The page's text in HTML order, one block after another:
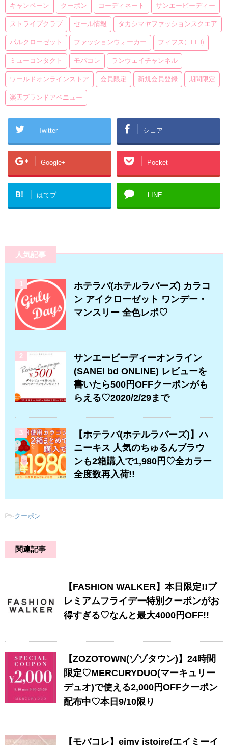
キャンペーン クーポン コーディネート サンエービーディー
ストライプクラブ セール情報 タカシマヤファッションスクエア
パルクローゼット ファッションウォーカー フィフス(fifth)
ミューコンタクト モバコレ ランウェイチャンネル
ワールドオンラインストア 会員限定 新規会員登録 期間限定
楽天ブランドアベニュー
Twitter シェア
Google+ Pocket
B! はてブ LINE
人気記事
1
ホテラバ(ホテルラバーズ) カラコ
ン アイクローゼット ワンデー・
マンスリー 全色レポ♡
2
サンエービーディーオンライン
(SANEI bd ONLINE) レビューを
書いたら500円OFFクーポンがも
らえる♡2020/2/29まで
3
【ホテラバ(ホテルラバーズ)】ハ
ニーキス 人気のちゅるんブラウ
ンも2箱購入で1,980円♡全カラー
全度数再入荷!!
-クーポン
関連記事
【FASHION WALKER】本日限定!!プ
レミアムフライデー特別クーポンがお
得すぎる♡なんと最大4000円OFF!!
【ZOZOTOWN(ゾゾタウン)】24時間
限定♡MERCURYDUO(マーキュリー
デュオ)で使える2,000円OFFクーポン
配布中♡本日9/10限り
【モバコレ】eimy istoire(エイミーイ